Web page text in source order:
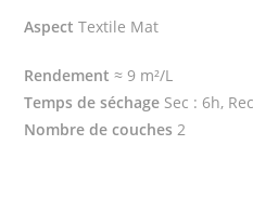
Aspect Textile Mat
Rendement ≈ 9 m²/L
Temps de séchage Sec : 6h,
Nombre de couches 2